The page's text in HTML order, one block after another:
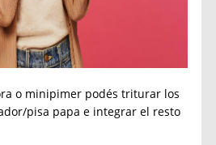
o minipimer podés triturar los
pisa papa e integrar el resto